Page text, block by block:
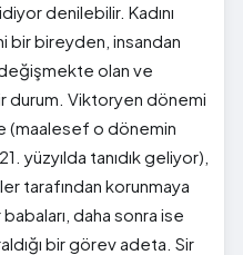
denilebilir. Kadını
bir bireyden, insandan
olan ve
durum. Viktoryen dönemi
(maalesef o dönemin
yüzyılda tanıdık geliyor),
tarafından korunmaya
daha sonra ise
bir görev adeta. Sir